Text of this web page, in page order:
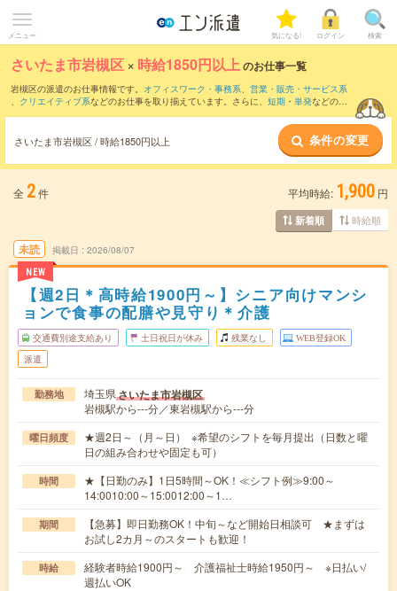
メニュー 気になる! ログイン 検索
さいたま市岩槻区 × 時給1850円以上のお仕事一覧
岩槻区の派遣のお仕事情報です。 オフィスワーク・事務系、 営業・販売・サービス系
、 クリエイティブ系などのお仕事を取り揃えています。さらに、 短期 ・ 単発などの期
さいたま市岩槻区 / 時給1850円以上 条件の変更
全 2件 平均時給: 1,900 円
新着順 時給順
未読
NEW
掲載日 2026/08/07
【週2日＊高時給1900円～】シニア向けマンシ
ョンで食事の配膳や見守り＊介護
交通費別途支給あり 土日祝日が休み 残業なし WEB登録OK
派遣
勤務地 埼玉県さいたま市岩槻区
岩槻駅から---分／東岩槻駅から---分
曜日頻度
★週2日～（月～日） ※希望のシフトを毎月提出（日数と曜
日の組み合わせや固定も可）
時間
★【日勤のみ】1日5時間～OK！≪シフト例≫9:00～
14:0010:00～15:0012:00～1…
期間
【急募】即日勤務OK！中旬～など開始日相談可 ★まずは
お試し2カ月～のスタートも歓迎！
時給
経験者時給1900円～ 介護福祉士時給1950円～ ※日払い/
週払いOK